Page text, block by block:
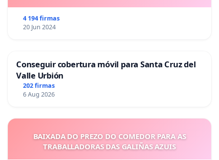
4 194 firmas
20 Jun 2024
Conseguir cobertura móvil para Santa Cruz del
Valle Urbión
202 firmas
6 Aug 2026
BAIXADA DO PREZO DO COMEDOR PARA AS
TRABALLADORAS DAS GALIÑAS AZUIS